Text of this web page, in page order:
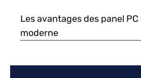
Les avantages des panel
moderne